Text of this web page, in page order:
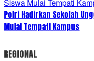
Polri Hadirkan Sekolah
Mulai Tempati Kampus
REGIONAL